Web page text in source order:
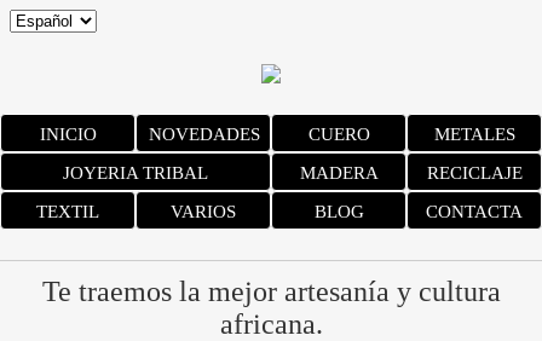
INICIO NOVEDADES CUERO
METALES
JOYERIA TRIBAL
MADERA
RECICLAJE
TEXTIL
VARIOS BLOG CONTACTA
Te traemos la mejor artesanía y cultura
africana.